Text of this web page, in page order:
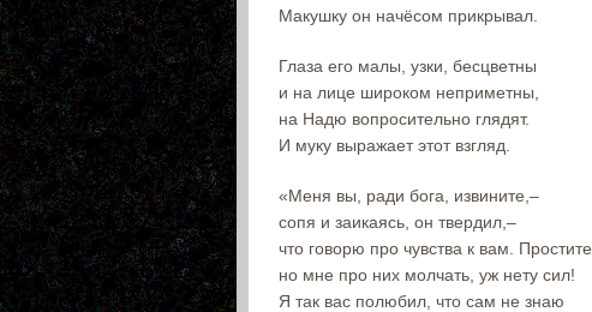
Макушку он начёсом прикрывал.
Глаза его малы, узки, бесцветны
и на лице широком неприметны,
на Надю вопросительно глядят.
И муку выражает этот взгляд.
«Меня вы, ради бога, извините,–
сопя и заикаясь, он твердил,–
что говорю про чувства к вам. Простите
но мне про них молчать, уж нету сил!
Я так вас полюбил, что сам не знаю